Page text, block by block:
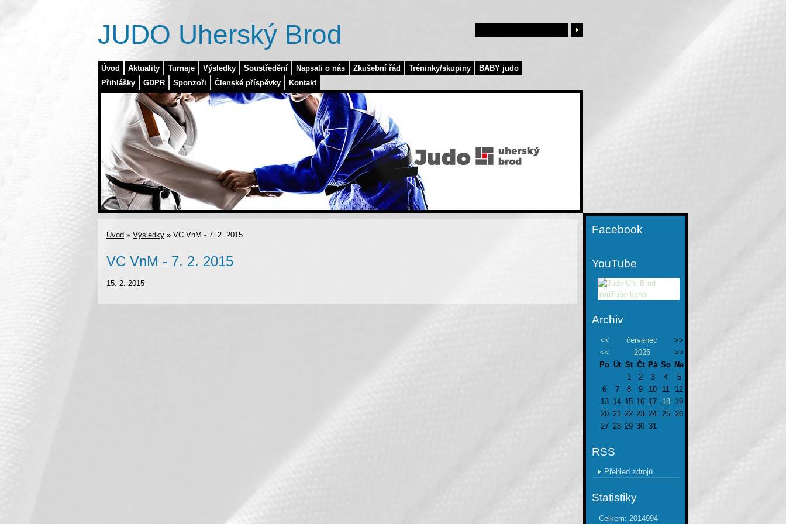
Úvod Aktuality Turnaje Výsledky Soustředění Napsali o nás Zkušební řád Tréninky/skupiny
BABY judo
Přihlášky
GDPR Sponzoři Členské příspěvky Kontakt
JUDO Uherský Brod
Úvod » Výsledky » VC VnM - 7. 2. 2015
VC VnM - 7. 2. 2015
15. 2. 2015
Facebook
YouTube
Archiv
<< červenec
>>
<<
2026
>>
Po Út St Čt Pá So Ne
1
2 3 4
5
6
7 8 9 10 11
12
13 14 15 16 17 18
19
20 21 22 23 24 25 26
27 28 29 30 31
RSS
Přehled zdrojů
Statistiky
Celkem: 2014994